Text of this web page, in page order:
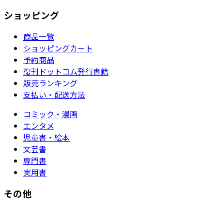
ショッピング
商品一覧
ショッピングカート
予約商品
復刊ドットコム発行書籍
販売ランキング
支払い・配送方法
コミック・漫画
エンタメ
児童書・絵本
文芸書
専門書
実用書
その他